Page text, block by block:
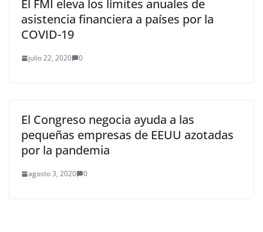
El FMI eleva los límites anuales de
asistencia financiera a países por la
COVID-19
julio 22, 2020 0
El Congreso negocia ayuda a las
pequeñas empresas de EEUU azotadas
por la pandemia
agosto 3, 2020 0